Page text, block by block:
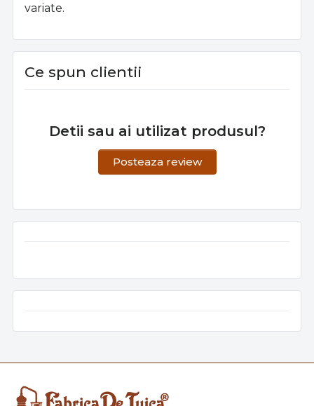
variate.
Ce spun clientii
Detii sau ai utilizat produsul?
Posteaza review